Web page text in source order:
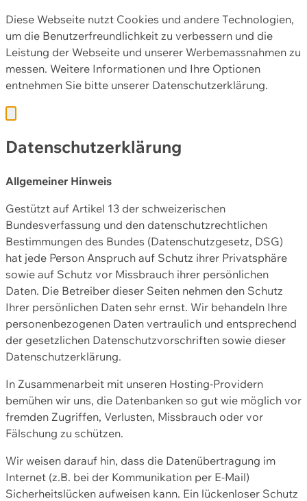
Diese Webseite nutzt Cookies und andere Technologien,
um die Benutzerfreundlichkeit zu verbessern und die
Leistung der Webseite und unserer Werbemassnahmen zu
messen. Weitere Informationen und Ihre Optionen
entnehmen Sie bitte unserer Datenschutzerklärung.
Datenschutzerklärung
Allgemeiner Hinweis
Gestützt auf Artikel 13 der schweizerischen
Bundesverfassung und den datenschutzrechtlichen
Bestimmungen des Bundes (Datenschutzgesetz, DSG)
hat jede Person Anspruch auf Schutz ihrer Privatsphäre
sowie auf Schutz vor Missbrauch ihrer persönlichen
Daten. Die Betreiber dieser Seiten nehmen den Schutz
Ihrer persönlichen Daten sehr ernst. Wir behandeln Ihre
personenbezogenen Daten vertraulich und entsprechend
der gesetzlichen Datenschutzvorschriften sowie dieser
Datenschutzerklärung.
In Zusammenarbeit mit unseren Hosting-Providern
bemühen wir uns, die Datenbanken so gut wie möglich vor
fremden Zugriffen, Verlusten, Missbrauch oder vor
Fälschung zu schützen.
Wir weisen darauf hin, dass die Datenübertragung im
Internet (z.B. bei der Kommunikation per E-Mail)
Sicherheitslücken aufweisen kann. Ein lückenloser Schutz